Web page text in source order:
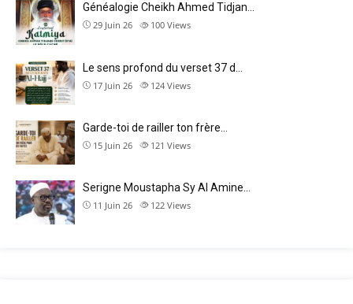
Généalogie Cheikh Ahmed Tidjan…
29 Juin 26 100 Views
Le sens profond du verset 37 d…
17 Juin 26 124 Views
Garde-toi de railler ton frère…
15 Juin 26 121 Views
Serigne Moustapha Sy Al Amine…
11 Juin 26 122 Views